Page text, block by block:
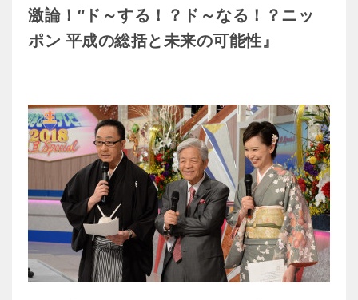
激論！“ド～する！？ド～なる！？ニッ
ポン 平成の総括と未来の可能性』